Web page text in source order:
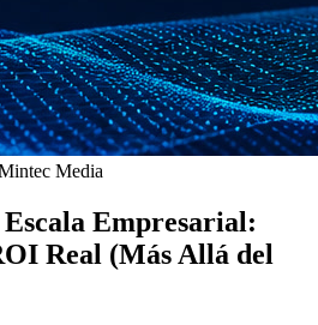
Media
Empresarial:
Real (Más Allá del